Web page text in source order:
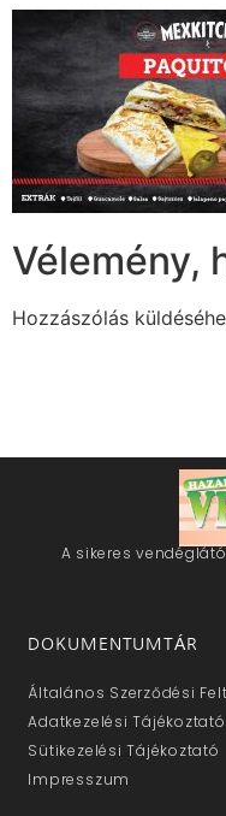
Vélemény,
Hozzászólás
A sikeres
DOKUMENTUMTÁR
Általános Szerződési
Adatkezelési Tájékoztató
Sütikezelési Tájékoztató
Impresszum